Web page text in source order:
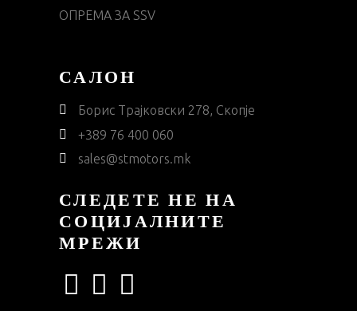
ОПРЕМА ЗА SSV
САЛОН
Борис Трајковски 278, Скопје
+389 76 400 060
sales@stmotors.mk
СЛЕДЕТЕ НЕ НА
СОЦИЈАЛНИТЕ
МРЕЖИ